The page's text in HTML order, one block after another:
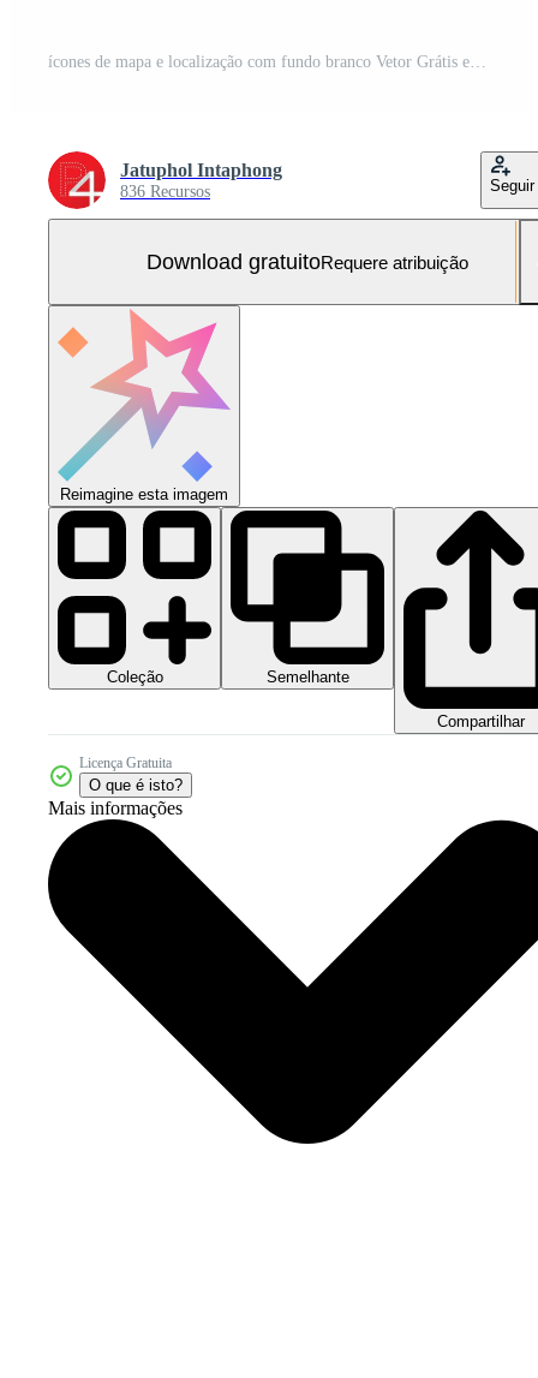
ícones de mapa e localização com fundo branco Vetor Grátis e SVG Grátis
Jatuphol Intaphong
836 Recursos Seguir
Download gratuitoRequere atribuição
Reimagine esta imagem
Coleção Semelhante
Compartilhar
Licença Gratuita
O que é isto?
Mais informações